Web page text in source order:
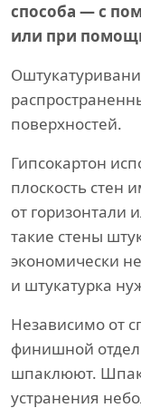
способа — с
или при
поверхностей.
Гипсокартон
плоскость стен
от горизонтали
такие стены
экономически
и штукатурка
Независимо от
финишной
шпаклюют.
устранения